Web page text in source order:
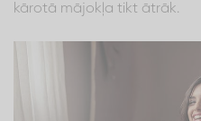
kārotā mājokļa tikt ātrāk.